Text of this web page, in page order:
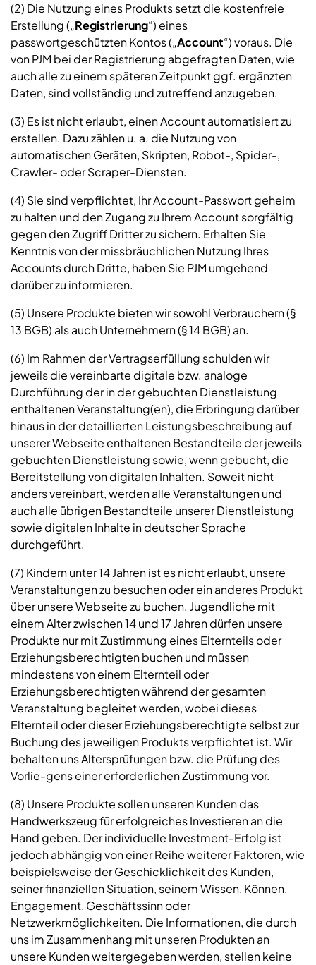
(2) Die Nutzung eines Produkts setzt die kostenfreie
Erstellung („Registrierung“) eines
passwortgeschützten Kontos („Account“) voraus. Die
von PJM bei der Registrierung abgefragten Daten, wie
auch alle zu einem späteren Zeitpunkt ggf. ergänzten
Daten, sind vollständig und zutreffend anzugeben.
(3) Es ist nicht erlaubt, einen Account automatisiert zu
erstellen. Dazu zählen u. a. die Nutzung von
automatischen Geräten, Skripten, Robot-, Spider-,
Crawler- oder Scraper-Diensten.
(4) Sie sind verpflichtet, Ihr Account-Passwort geheim
zu halten und den Zugang zu Ihrem Account sorgfältig
gegen den Zugriff Dritter zu sichern. Erhalten Sie
Kenntnis von der missbräuchlichen Nutzung Ihres
Accounts durch Dritte, haben Sie PJM umgehend
darüber zu informieren.
(5) Unsere Produkte bieten wir sowohl Verbrauchern (§
13 BGB) als auch Unternehmern (§ 14 BGB) an.
(6) Im Rahmen der Vertragserfüllung schulden wir
jeweils die vereinbarte digitale bzw. analoge
Durchführung der in der gebuchten Dienstleistung
enthaltenen Veranstaltung(en), die Erbringung darüber
hinaus in der detaillierten Leistungsbeschreibung auf
unserer Webseite enthaltenen Bestandteile der jeweils
gebuchten Dienstleistung sowie, wenn gebucht, die
Bereitstellung von digitalen Inhalten. Soweit nicht
anders vereinbart, werden alle Veranstaltungen und
auch alle übrigen Bestandteile unserer Dienstleistung
sowie digitalen Inhalte in deutscher Sprache
durchgeführt.
(7) Kindern unter 14 Jahren ist es nicht erlaubt, unsere
Veranstaltungen zu besuchen oder ein anderes Produkt
über unsere Webseite zu buchen. Jugendliche mit
einem Alter zwischen 14 und 17 Jahren dürfen unsere
Produkte nur mit Zustimmung eines Elternteils oder
Erziehungsberechtigten buchen und müssen
mindestens von einem Elternteil oder
Erziehungsberechtigten während der gesamten
Veranstaltung begleitet werden, wobei dieses
Elternteil oder dieser Erziehungsberechtigte selbst zur
Buchung des jeweiligen Produkts verpflichtet ist. Wir
behalten uns Altersprüfungen bzw. die Prüfung des
Vorlie-gens einer erforderlichen Zustimmung vor.
(8) Unsere Produkte sollen unseren Kunden das
Handwerkszeug für erfolgreiches Investieren an die
Hand geben. Der individuelle Investment-Erfolg ist
jedoch abhängig von einer Reihe weiterer Faktoren, wie
beispielsweise der Geschicklichkeit des Kunden,
seiner finanziellen Situation, seinem Wissen, Können,
Engagement, Geschäftssinn oder
Netzwerkmöglichkeiten. Die Informationen, die durch
uns im Zusammenhang mit unseren Produkten an
unsere Kunden weitergegeben werden, stellen keine